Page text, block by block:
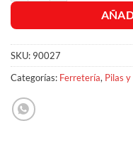
SKU: 90027
Categorías: Ferretería, Pilas